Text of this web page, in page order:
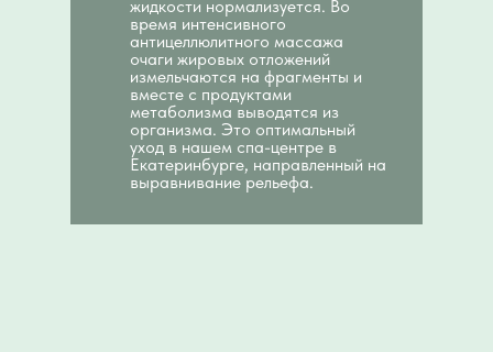
жидкости нормализуется. Во
время интенсивного
антицеллюлитного массажа
очаги жировых отложений
измельчаются на фрагменты и
вместе с продуктами
метаболизма выводятся из
организма. Это оптимальный
уход в нашем спа-центре в
Екатеринбурге, направленный на
выравнивание рельефа.